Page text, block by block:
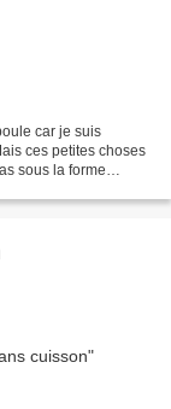
car je suis
ces petites choses
sous la forme